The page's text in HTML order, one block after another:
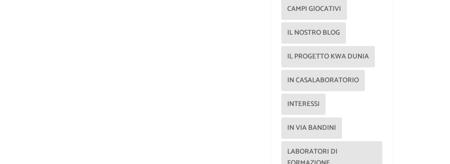
CAMPI GIOCATIVI
IL NOSTRO BLOG
IL PROGETTO KWA DUNIA
IN CASALABORATORIO
INTERESSI
IN VIA BANDINI
LABORATORI DI